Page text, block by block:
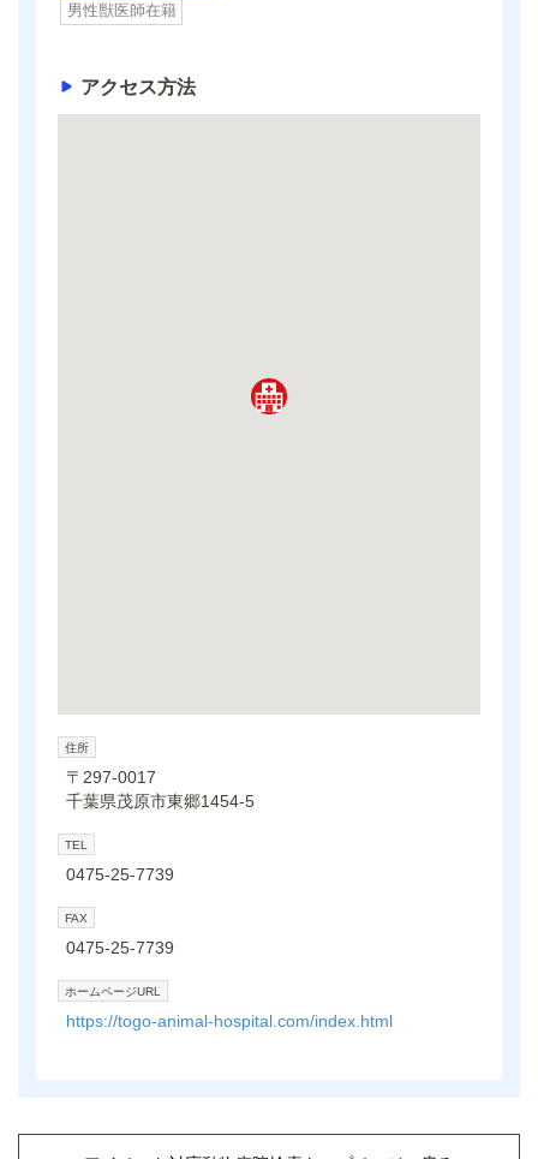
男性獣医師在籍
アクセス方法
住所
〒297-0017
千葉県茂原市東郷1454-5
TEL
0475-25-7739
FAX
0475-25-7739
ホームページURL
https://togo-animal-hospital.com/index.html